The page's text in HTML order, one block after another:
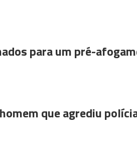
para um pré-
que agrediu